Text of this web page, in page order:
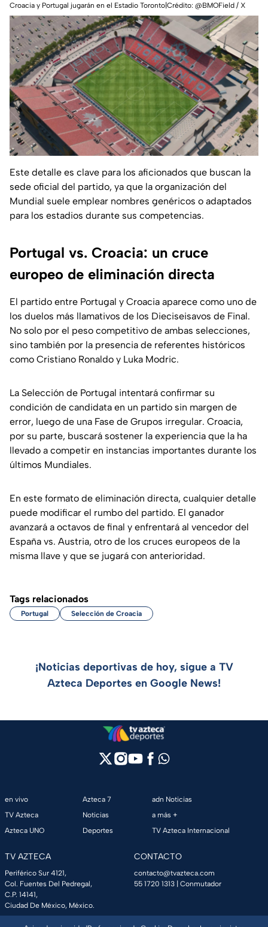
Croacia y Portugal jugarán en el Estadio Toronto|Crédito: @BMOField / X
Este detalle es clave para los aficionados que buscan la
sede oficial del partido, ya que la organización del
Mundial suele emplear nombres genéricos o adaptados
para los estadios durante sus competencias.
Portugal vs. Croacia: un cruce
europeo de eliminación directa
El partido entre Portugal y Croacia aparece como uno de
los duelos más llamativos de los Dieciseisavos de Final.
No solo por el peso competitivo de ambas selecciones,
sino también por la presencia de referentes históricos
como Cristiano Ronaldo y Luka Modric.
La Selección de Portugal intentará confirmar su
condición de candidata en un partido sin margen de
error, luego de una Fase de Grupos irregular. Croacia,
por su parte, buscará sostener la experiencia que la ha
llevado a competir en instancias importantes durante los
últimos Mundiales.
En este formato de eliminación directa, cualquier detalle
puede modificar el rumbo del partido. El ganador
avanzará a octavos de final y enfrentará al vencedor del
España vs. Austria, otro de los cruces europeos de la
misma llave y que se jugará con anterioridad.
Tags relacionados
Portugal Selección de Croacia
¡Noticias deportivas de hoy, sigue a TV
Azteca Deportes en Google News!
en vivo
TV Azteca
Azteca UNO
Azteca 7
Noticias
Deportes
adn Noticias
a más +
TV Azteca Internacional
TV AZTECA
Periférico Sur 4121,
Col. Fuentes Del Pedregal,
C.P. 14141,
Ciudad De México, México.
CONTACTO
contacto@tvazteca.com
55 1720 1313 | Conmutador